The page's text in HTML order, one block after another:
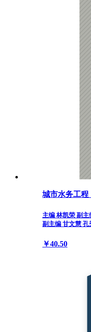
城市水务工程
主编 林凯荣 副
副主编 甘文慧
￥40.50